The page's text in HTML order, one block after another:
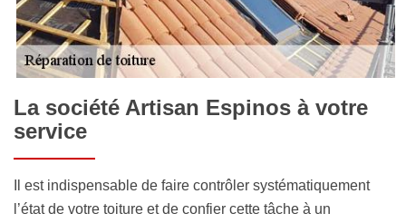
La société Artisan Espinos à votre
service
Il est indispensable de faire contrôler systématiquement
l’état de votre toiture et de confier cette tâche à un